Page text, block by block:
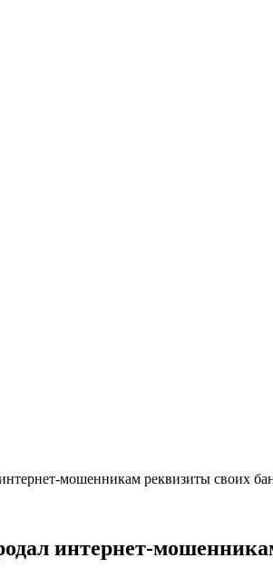
мошенникам реквизиты своих
интернет-